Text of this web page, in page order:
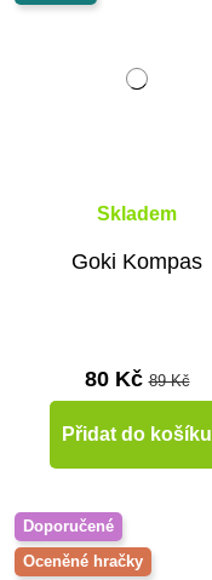
Skladem
Goki Kompas
80 Kč89 Kč
Přidat do košíku
Doporučené
Oceněné hračky